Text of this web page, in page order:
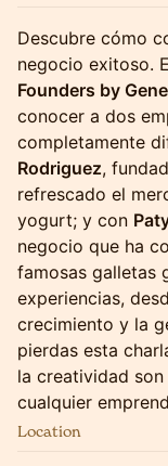
Descubre cómo
negocio exitoso.
Founders by
conocer a dos
completamente
Rodriguez,
refrescado el
yogurt; y con
negocio que ha
famosas galletas
experiencias,
crecimiento y la
pierdas esta
la creatividad
cualquier
Location